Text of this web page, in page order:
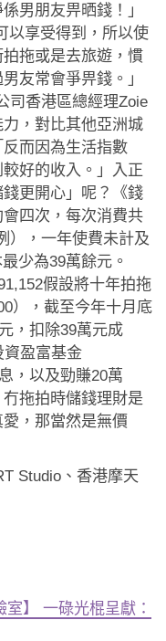
男朋友畀晒錢！」
以享受得到，所以使
拖或是去旅遊，慣
友常會爭畀錢。」
司香港區總經理Zoie
，對比其他亞洲城
而因為生活指數
好的收入。」入正
更開心」呢？《錢
四次，每次消費共
），一年使費未計及
少為39萬餘元。
假設將十年拍拖
），截至今年十月底
，扣除39萬元成
資盈富基金
，以及勁賺20萬
拖拍時儲錢理財是
，那當然是無價
Studio、香港摩天
】 一碌光棍呈獻：